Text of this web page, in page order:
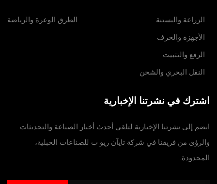
الزراعة والبستنة
الأجهزة والحرف
الرفع والتثبيت
النقل البحري والشحن
الطرق الوعرة والرياضة
اشترك في نشرتنا الإخبارية
انضم إلى نشرتنا الإخبارية لتلقي أحدث أخبار الصناعة والتحديثات
والرؤى من فريقنا في شركة تايآن ريو ب للصناعات الحبلية،
المحدودة.